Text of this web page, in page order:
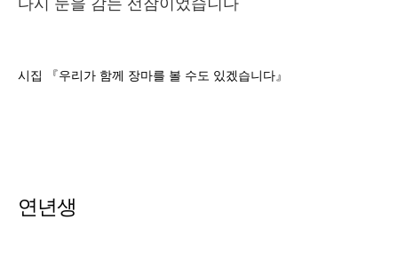
시집 『우리가 함께 장마를 볼 수도 있겠습니다』
연년생